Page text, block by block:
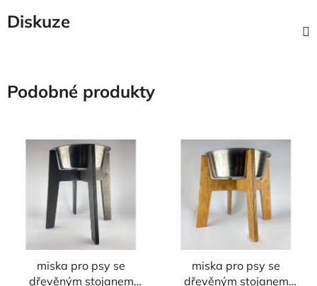
Diskuze
Podobné produkty
miska pro psy se
dřevěným stojanem
miska pro psy se
dřevěným stojanem